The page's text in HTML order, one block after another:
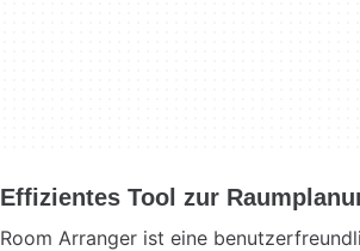
Effizientes Tool zur
Room Arranger ist eine